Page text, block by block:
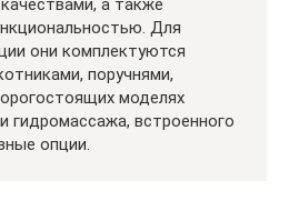
а также
Для
они комплектуются
поручнями,
моделях
гидромассажа, встроенного
опции.